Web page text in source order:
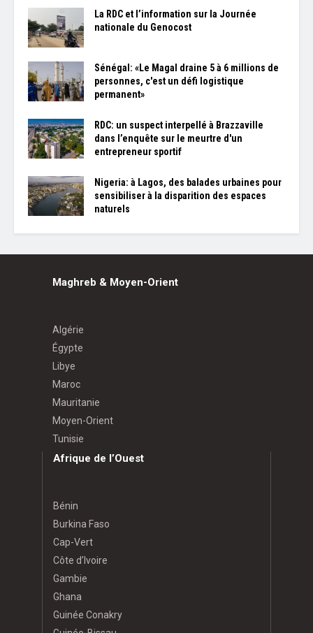
La RDC et l’information sur la Journée
nationale du Genocost
Sénégal: «Le Magal draine 5 à 6 millions de
personnes, c'est un défi logistique
permanent»
RDC: un suspect interpellé à Brazzaville
dans l’enquête sur le meurtre d'un
entrepreneur sportif
Nigeria: à Lagos, des balades urbaines pour
sensibiliser à la disparition des espaces
naturels
Maghreb & Moyen-Orient
Algérie
Égypte
Libye
Maroc
Mauritanie
Moyen-Orient
Tunisie
Afrique de l’Ouest
Bénin
Burkina Faso
Cap-Vert
Côte d’Ivoire
Gambie
Ghana
Guinée Conakry